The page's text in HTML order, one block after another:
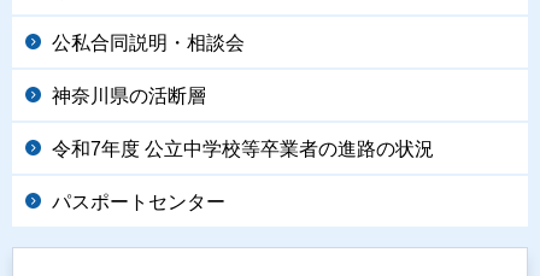
公私合同説明・相談会
神奈川県の活断層
令和7年度 公立中学校等卒業者の進路の状況
パスポートセンター